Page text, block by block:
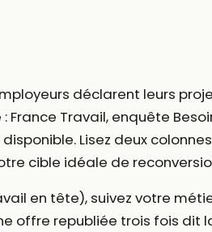
déclarent leurs
Travail, enquête
Lisez deux
cible idéale de
en tête), suivez votre
offre republiée trois fois dit